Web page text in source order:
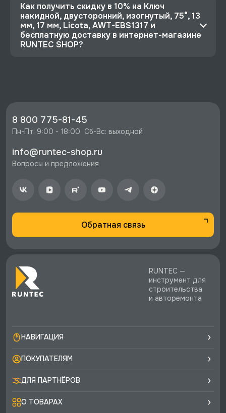
Как получить скидку в 10% на Ключ
накидной, двусторонний, изогнутый, 75°, 13
мм, 17 мм, Licota, AWT-EBS1317 и
бесплатную доставку в интернет-магазине
RUNTEC SHOP?
EBS1317 со скидкой - 946 руб.
⚡️ Бесплатная доставка в Москве, Санкт-
стоимости заказа.
8 800 775-81-45
Пн-Пт: 9:00 - 18:00  Сб-Вс: выходной
info@runtec-shop.ru
Вопросы и предложения
Обратная связь
RUNTEC —
инструмент для
строительства
и авторемонта
НАВИГАЦИЯ
ПОКУПАТЕЛЯМ
ДЛЯ ПАРТНЁРОВ
О ТОВАРАХ